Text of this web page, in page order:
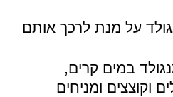
במים קרים,
וקוצצים ומניחים